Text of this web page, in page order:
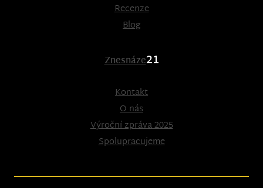
Recenze
Blog
Znesnáze21
Kontakt
O nás
Výroční zpráva 2025
Spolupracujeme